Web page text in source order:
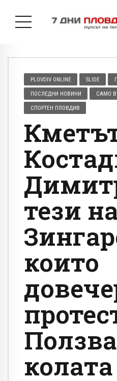
PLOVDIV ONLINE SLIDE
ПОСЛЕДНИ НОВИНИ САМО В
СПОРТЕН ПЛОВДИВ
тези
които